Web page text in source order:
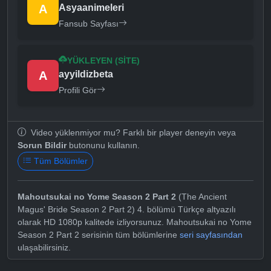
A Asyaanimeleri
Fansub Sayfası
A
YÜKLEYEN (SITE)
ayyildizbeta
Profili Gör
Video yüklenmiyor mu? Farklı bir player deneyin veya
Sorun Bildirbutonunu kullanın.
Tüm Bölümler
Mahoutsukai no Yome Season 2 Part 2 (The Ancient
Magus' Bride Season 2 Part 2) 4. bölümü Türkçe altyazılı
olarak HD 1080p kalitede izliyorsunuz. Mahoutsukai no Yome
Season 2 Part 2 serisinin tüm bölümlerine seri sayfasından
ulaşabilirsiniz.